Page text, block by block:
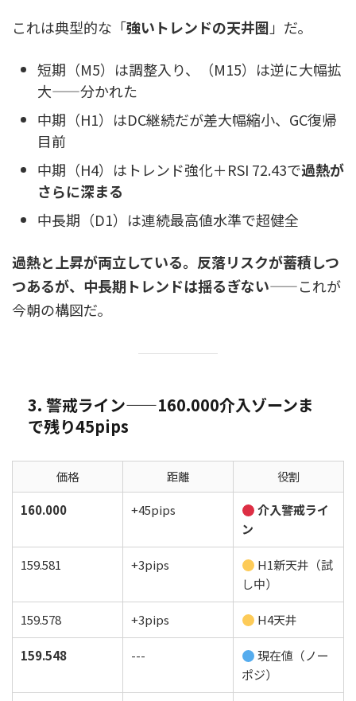
これは典型的な「強いトレンドの天井圏 」だ。
短期（M5）は調整入り、（M15）は逆に大幅拡
大——分かれた
中期（H1）はDC継続だが差大幅縮小、GC復帰
目前
中期（H4）はトレンド強化＋RSI 72.43で過熱が
さらに深まる
中長期（D1）は連続最高値水準で超健全
過熱と上昇が両立している。反落リスクが蓄積しつ
つあるが、中長期トレンドは揺るぎない——これが
今朝の構図だ。
3. 警戒ライン——160.000介入ゾーンま
で残り45pips
価格 距離
役割
160.000
+45pips
介入警戒ライ
ン
159.581 +3pips
H1新天井（試
し中）
159.578 +3pips H4天井
159.548 ---
現在値（ノー
ポジ）